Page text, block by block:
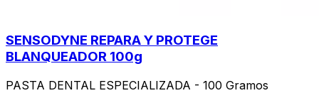
SENSODYNE REPARA Y PROTEGE
BLANQUEADOR 100g
PASTA DENTAL ESPECIALIZADA - 100 Gramos